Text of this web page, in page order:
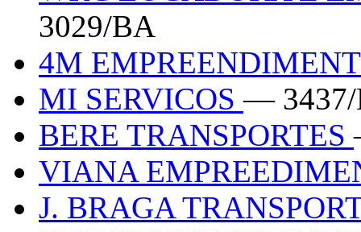
3029/BA
4M
MI SERVICOS—
BERE TRANSPORTES
VIANA
J. BRAGA